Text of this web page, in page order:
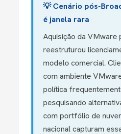
💡 Cenário pós-
é janela rara
Aquisição da VMware
reestruturou
modelo comercial.
com ambiente
política
pesquisando
com portfólio de
nacional capturam